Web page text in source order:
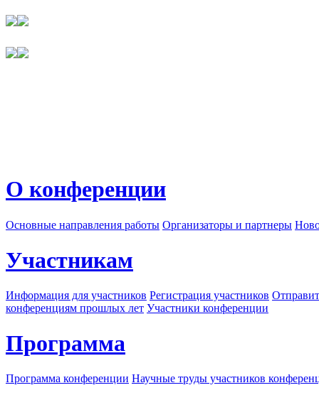
О конференции
Основные направления работы Организаторы и партнеры
Участникам
Информация для участников Регистрация участников
конференциям прошлых лет Участники конференции
Программа
Программа конференции Научные труды участников